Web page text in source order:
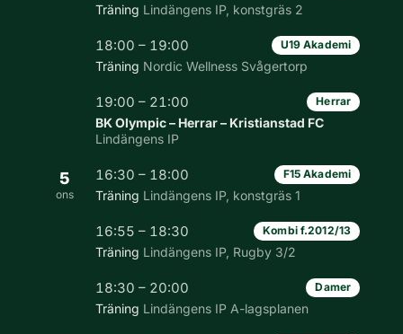
Träning Lindängens IP, konstgräs 2
18:00 – 19:00 U19 Akademi
Träning Nordic Wellness Svågertorp
19:00 – 21:00 Herrar
BK Olympic – Herrar – Kristianstad FC
Lindängens IP
5
ons
16:30 – 18:00 F15 Akademi
Träning Lindängens IP, konstgräs 1
16:55 – 18:30 Kombi f.2012/13
Träning Lindängens IP, Rugby 3/2
18:30 – 20:00 Damer
Träning Lindängens IP A-lagsplanen